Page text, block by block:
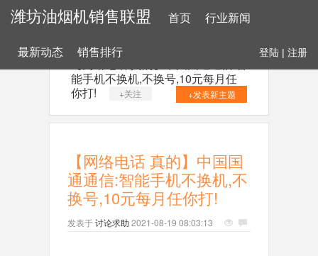
潍坊油烟机销售联盟 首页 行业新闻
最新动态 销售排行 登陆 | 注册
能手机不换机,不换号,10元每月任
你打!
+关注 +发表新主题
【网络电话 真的】中国国
通通信:智能手机不换机,不
换号,10元每月任你打!
发表于讨论求助 2021-08-19 08:03:13